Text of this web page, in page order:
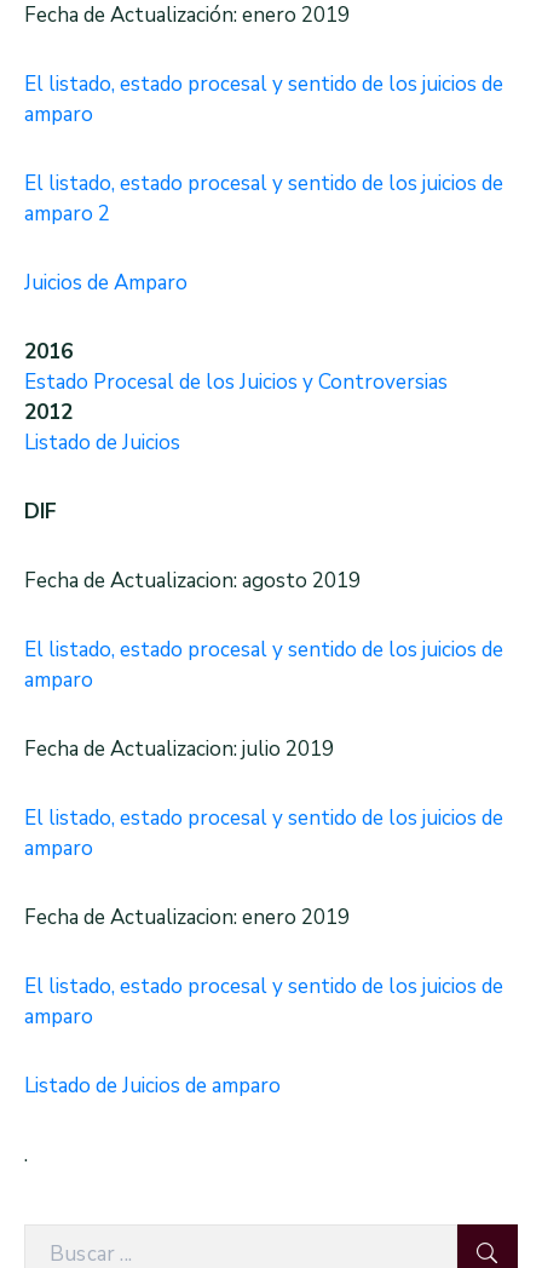
Fecha de Actualización: enero 2019
El listado, estado procesal y sentido de los juicios de
amparo
El listado, estado procesal y sentido de los juicios de
amparo 2
Juicios de Amparo
2016
Estado Procesal de los Juicios y Controversias
2012
Listado de Juicios
DIF
Fecha de Actualizacion: agosto 2019
El listado, estado procesal y sentido de los juicios de
amparo
Fecha de Actualizacion: julio 2019
El listado, estado procesal y sentido de los juicios de
amparo
Fecha de Actualizacion: enero 2019
El listado, estado procesal y sentido de los juicios de
amparo
Listado de Juicios de amparo
.